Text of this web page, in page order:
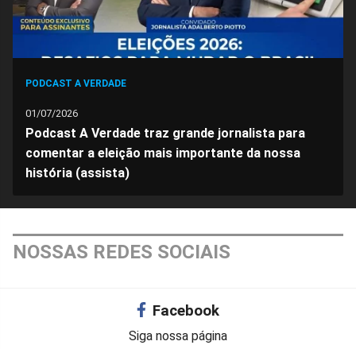
PODCAST A VERDADE
01/07/2026
Podcast A Verdade traz grande jornalista para
comentar a eleição mais importante da nossa
história (assista)
NOSSAS REDES SOCIAIS
Facebook
Siga nossa página